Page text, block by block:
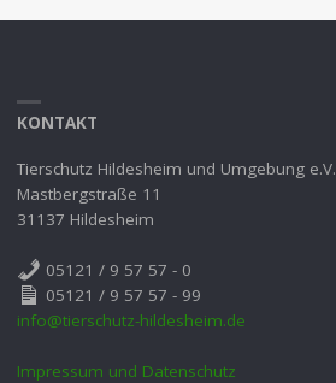
KONTAKT
Tierschutz Hildesheim und Umgebung e.V.
Mastbergstraße 11
31137 Hildesheim
05121 / 9 57 57 - 0
05121 / 9 57 57 - 99
info@tierschutz-hildesheim.de
Impressum und Datenschutz